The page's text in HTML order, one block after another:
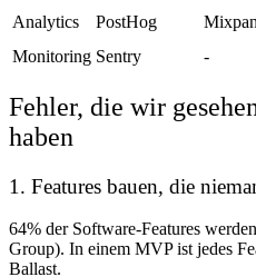
Analytics
PostHog
Monitoring Sentry -
Fehler, die wir
haben
1. Features bauen, die
64% der Software-Features
Group). In einem MVP ist jedes
Ballast.